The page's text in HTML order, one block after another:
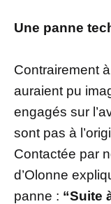
Une panne
Contrairement
auraient pu
engagés sur
sont pas à
Contactée par
d’Olonne
panne : “Suite